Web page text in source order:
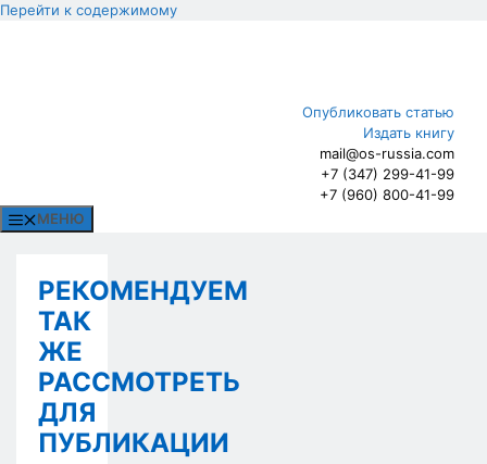
Перейти к содержимому
Опубликовать статью
Издать книгу
mail@os-russia.com
+7 (347) 299-41-99
+7 (960) 800-41-99
МЕНЮ
РЕКОМЕНДУЕМ
ТАК
ЖЕ
РАССМОТРЕТЬ
ДЛЯ
ПУБЛИКАЦИИ